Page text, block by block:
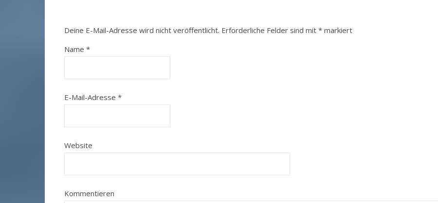
Deine E-Mail-Adresse wird nicht veröffentlicht. Erforderliche Felder sind mit * markiert
Name *
E-Mail-Adresse *
Website
Kommentieren